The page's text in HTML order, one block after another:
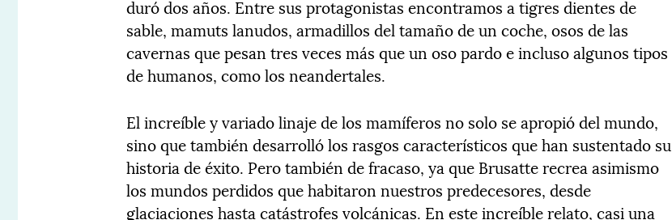
duró dos años. Entre sus protagonistas encontramos a tigres dientes de
sable, mamuts lanudos, armadillos del tamaño de un coche, osos de las
cavernas que pesan tres veces más que un oso pardo e incluso algunos tipos
de humanos, como los neandertales.
El increíble y variado linaje de los mamíferos no solo se apropió del mundo,
sino que también desarrolló los rasgos característicos que han sustentado su
historia de éxito. Pero también de fracaso, ya que Brusatte recrea asimismo
los mundos perdidos que habitaron nuestros predecesores, desde
glaciaciones hasta catástrofes volcánicas. En este increíble relato, casi una